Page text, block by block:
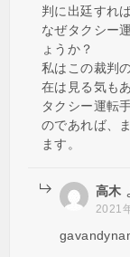
判に出廷すれ
なぜタクシー
ょうか？
私はこの裁判
在は見る気も
タクシー運転
のであれば、
ます。
高木
2021